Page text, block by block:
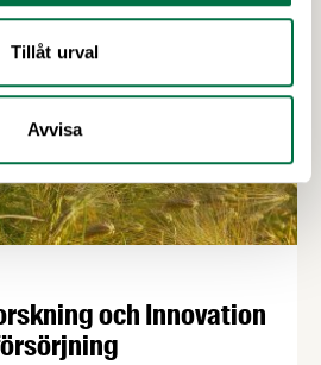
Tillåt urval
Avvisa
och Innovation